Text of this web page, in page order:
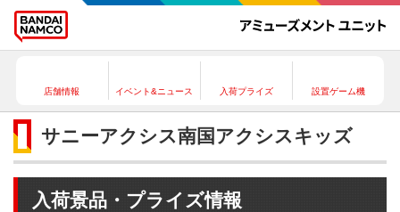
店舗情報 イベント&ニュース 入荷プライズ 設置ゲーム機
サニーアクシス南国アクシスキッズ
入荷景品・プライズ情報